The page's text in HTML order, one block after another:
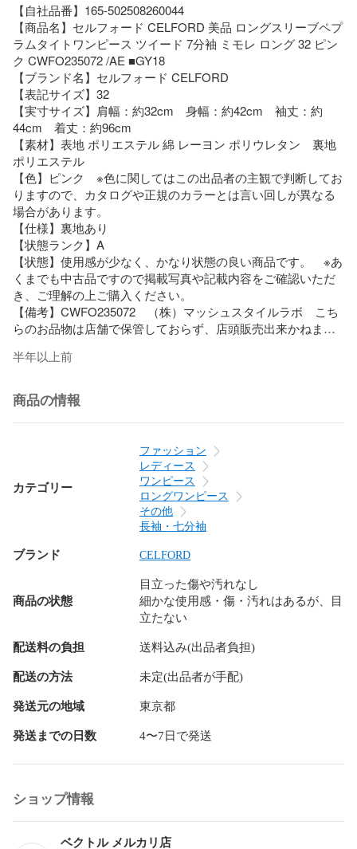
【自社品番】165-502508260044
【商品名】セルフォード CELFORD 美品 ロングスリーブペプ
ラムタイトワンピース ツイード 7分袖 ミモレ ロング 32 ピン
ク CWFO235072 /AE ■GY18
【ブランド名】セルフォード CELFORD
【表記サイズ】32
【実寸サイズ】肩幅：約32cm　身幅：約42cm　袖丈：約
44cm　着丈：約96cm
【素材】表地 ポリエステル 綿 レーヨン ポリウレタン　裏地
ポリエステル
【色】ピンク　※色に関してはこの出品者の主観で判断してお
りますので、カタログや正規のカラーとは言い回しが異なる
場合があります。
【仕様】裏地あり
【状態ランク】A
【状態】使用感が少なく、かなり状態の良い商品です。　※あ
くまでも中古品ですので掲載写真や記載内容をご確認いただ
き、ご理解の上ご購入ください。
【備考】CWFO235072　（株）マッシュスタイルラボ　こち
らのお品物は店舗で保管しておらず、店頭販売出来かねま
ージの商品詳細等をご確認の上ご購入ください。
★本商品は一点物です
他サイトや店舗にて販売している商品です。多少のお時間差
にて欠品になることもございます。予めご了承頂ますようお
願い致します。
半年以上前
商品の情報
カテゴリー
ファッション
レディース
ワンピース
ロングワンピース
その他
長袖・七分袖
ブランド CELFORD
商品の状態
目立った傷や汚れなし
細かな使用感・傷・汚れはあるが、目
立たない
配送料の負担 送料込み(出品者負担)
配送の方法 未定(出品者が手配)
発送元の地域 東京都
発送までの日数 4〜7日で発送
ショップ情報
ベクトル メルカリ店